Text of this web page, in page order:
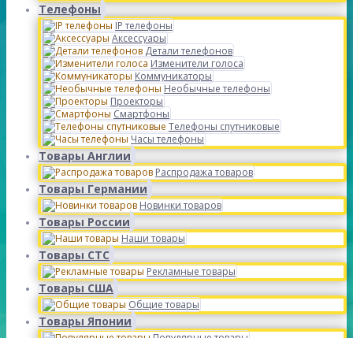
Телефоны
IP телефоны
Аксессуары
Детали телефонов
Изменители голоса
Коммуникаторы
Необычные телефоны
Проекторы
Смартфоны
Телефоны спутниковые
Часы телефоны
Товары Англии
Распродажа товаров
Товары Германии
Новинки товаров
Товары России
Наши товары
Товары СТС
Рекламные товары
Товары США
Общие товары
Товары Японии